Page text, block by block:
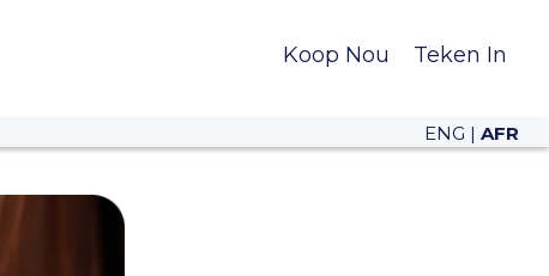
Koop Nou Teken In
ENG | AFR